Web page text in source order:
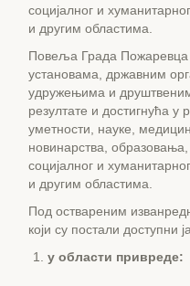
социјалног и
и другим областима.
Повеља Града Пожаревца
установама, државним
удружењима и
резултате и достигнућа у
уметности, науке,
новинарства,
социјалног и
и другим областима.
Под оствареним
који су постали доступни
у области привреде: